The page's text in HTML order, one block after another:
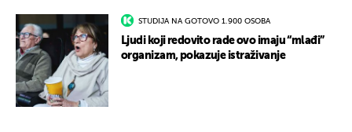
STUDIJA NA GOTOVO 1.900 OSOBA
Ljudi koji redovito rade ovo imaju “mlađi”
organizam, pokazuje istraživanje